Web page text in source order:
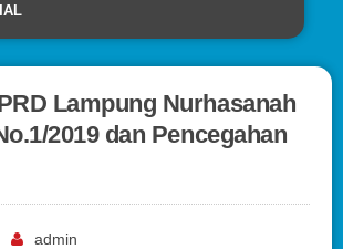
Lampung Nurhasanah
2019 dan Pencegahan
admin